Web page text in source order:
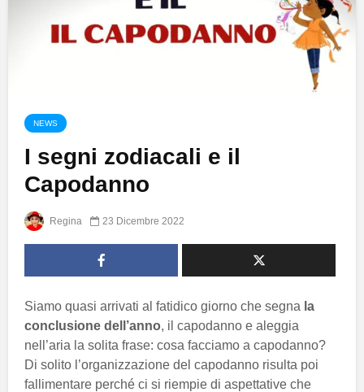
NEWS
I segni zodiacali e il
Capodanno
Regina 23 Dicembre 2022
Siamo quasi arrivati al fatidico giorno che segna la
conclusione dell’anno, il capodanno e aleggia
nell’aria la solita frase: cosa facciamo a capodanno?
Di solito l’organizzazione del capodanno risulta poi
fallimentare perché ci si riempie di aspettative che